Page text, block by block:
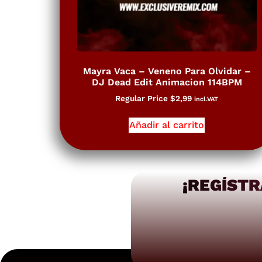
Mayra Vaca – Veneno Para Olvidar –
DJ Dead Edit Animacion 114BPM
Regular Price$2,99 incl.VAT
Añadir al carrito